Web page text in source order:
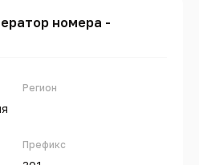
номера -
Регион
Префикс